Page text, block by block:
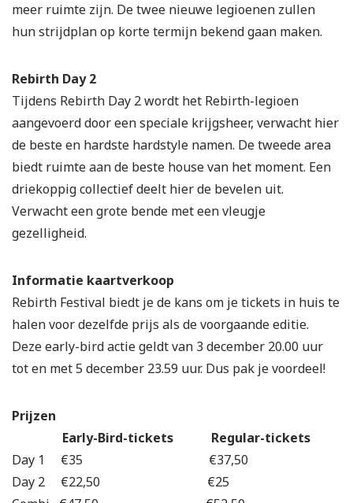
meer ruimte zijn. De twee nieuwe legioenen zullen
hun strijdplan op korte termijn bekend gaan maken.
Rebirth Day 2
Tijdens Rebirth Day 2 wordt het Rebirth-legioen
aangevoerd door een speciale krijgsheer, verwacht hier
de beste en hardste hardstyle namen. De tweede area
biedt ruimte aan de beste house van het moment. Een
driekoppig collectief deelt hier de bevelen uit.
Verwacht een grote bende met een vleugje
gezelligheid.
Informatie kaartverkoop
Rebirth Festival biedt je de kans om je tickets in huis te
halen voor dezelfde prijs als de voorgaande editie.
Deze early-bird actie geldt van 3 december 20.00 uur
tot en met 5 december 23.59 uur. Dus pak je voordeel!
Prijzen
Early-Bird-tickets Regular-tickets
Day 1 €35 €37,50
Day 2 €22,50 €25